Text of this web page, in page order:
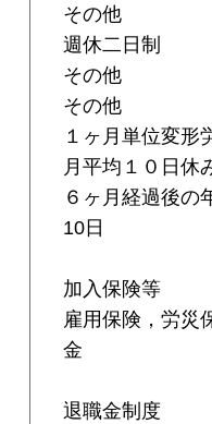
その他
週休二日制
その他
その他
１ヶ月単位変形
月平均１０日
６ヶ月経過後の
10日
加入保険等
雇用保険，労災
金
退職金制度